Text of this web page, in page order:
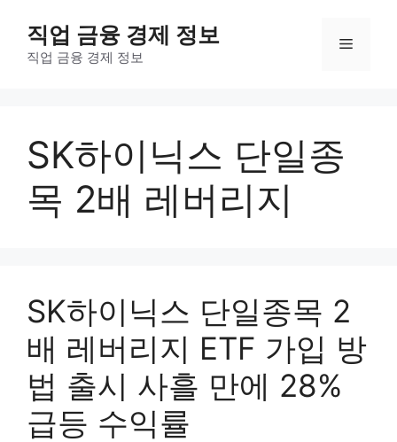
직업 금융 경제 정보
직업 금융 경제 정보
메
SK하이닉스 단일종
목 2배 레버리지
SK하이닉스 단일종목 2
배 레버리지 ETF 가입 방
법 출시 사흘 만에 28%
급등 수익률